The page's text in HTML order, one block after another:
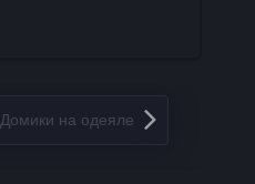
Домики на одеяле